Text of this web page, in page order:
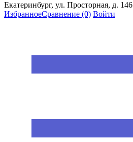
Екатеринбург, ул. Просторная, д. 146
ИзбранноеСравнение (0) Войти